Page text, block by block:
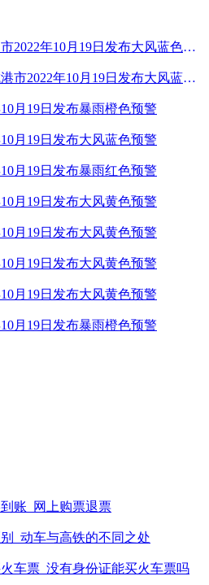
广西壮族自治区钦州市2022年10月19日发布大风蓝色预警
广西壮族自治区防城港市2022年10月19日发布大风蓝色预警
月19日发布暴雨橙色预警
月19日发布大风蓝色预警
月19日发布暴雨红色预警
月19日发布大风黄色预警
月19日发布大风黄色预警
月19日发布大风黄色预警
月19日发布大风黄色预警
月19日发布暴雨橙色预警
账_网上购票退票
_动车与高铁的不同之处
车票_没有身份证能买火车票吗